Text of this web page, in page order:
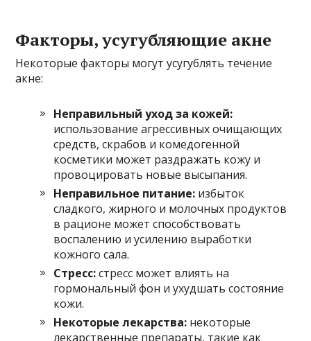
Факторы, усугубляющие акне
Некоторые факторы могут усугублять течение
акне:
Неправильный уход за кожей:
использование агрессивных очищающих
средств, скрабов и комедогенной
косметики может раздражать кожу и
провоцировать новые высыпания.
Неправильное питание: избыток
сладкого, жирного и молочных продуктов
в рационе может способствовать
воспалению и усилению выработки
кожного сала.
Стресс:стресс может влиять на
гормональный фон и ухудшать состояние
кожи.
Некоторые лекарства: некоторые
лекарственные препараты, такие как